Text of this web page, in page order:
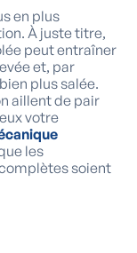
en plus
À juste titre,
peut entraîner
et, par
plus salée.
aillent de pair
votre
les
soient